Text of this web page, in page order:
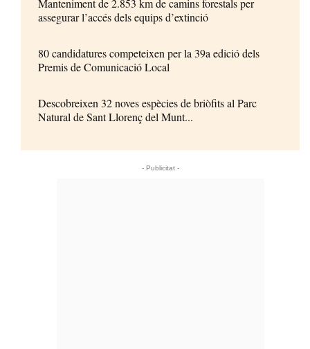
Manteniment de 2.853 km de camins forestals per
assegurar l’accés dels equips d’extinció
80 candidatures competeixen per la 39a edició dels
Premis de Comunicació Local
Descobreixen 32 noves espècies de briòfits al Parc
Natural de Sant Llorenç del Munt...
- Publicitat -